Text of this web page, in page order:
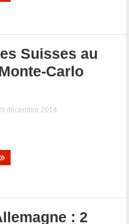
Suisses au
Carlo
décembre 2014
: 2